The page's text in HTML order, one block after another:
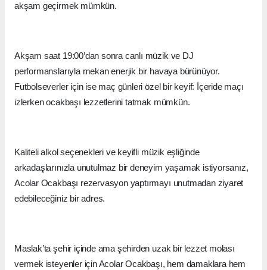
akşam geçirmek mümkün.
Akşam saat 19:00’dan sonra canlı müzik ve DJ
performanslarıyla mekan enerjik bir havaya bürünüyor.
Futbolseverler için ise maç günleri özel bir keyif: İçeride maçı
izlerken ocakbaşı lezzetlerini tatmak mümkün.
Kaliteli alkol seçenekleri ve keyifli müzik eşliğinde
arkadaşlarınızla unutulmaz bir deneyim yaşamak istiyorsanız,
Acolar Ocakbaşı rezervasyon yaptırmayı unutmadan ziyaret
edebileceğiniz bir adres.
Maslak’ta şehir içinde ama şehirden uzak bir lezzet molası
vermek isteyenler için Acolar Ocakbaşı, hem damaklara hem